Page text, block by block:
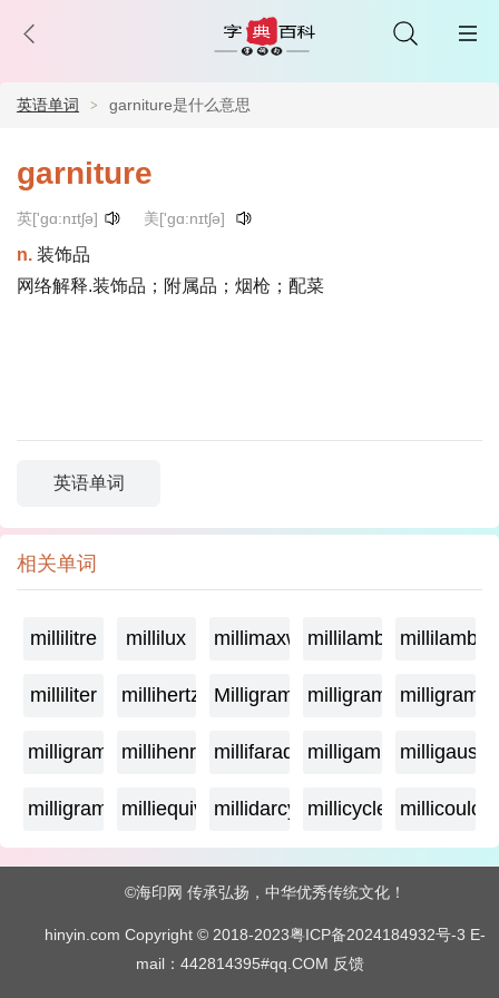
英语单词 garniture是什么意思
garniture
英['gɑ:nɪtʃə] 美['gɑ:nɪtʃə]
n. 装饰品
网络解释.装饰品；附属品；烟枪；配菜
英语单词
相关单词
millilitre millilux millimaxwellmillilambda
milliliter millihertz Milligramagemilligrame
milligrammemillihenry millifarad milligammamilligauss
milligram milliequivalentmillidarcy millicycle
©海印网 传承弘扬，中华优秀传统文化！
hinyin.com Copyright © 2018-2023粤ICP备2024184932号-3 E-
mail：442814395#qq.COM 反馈